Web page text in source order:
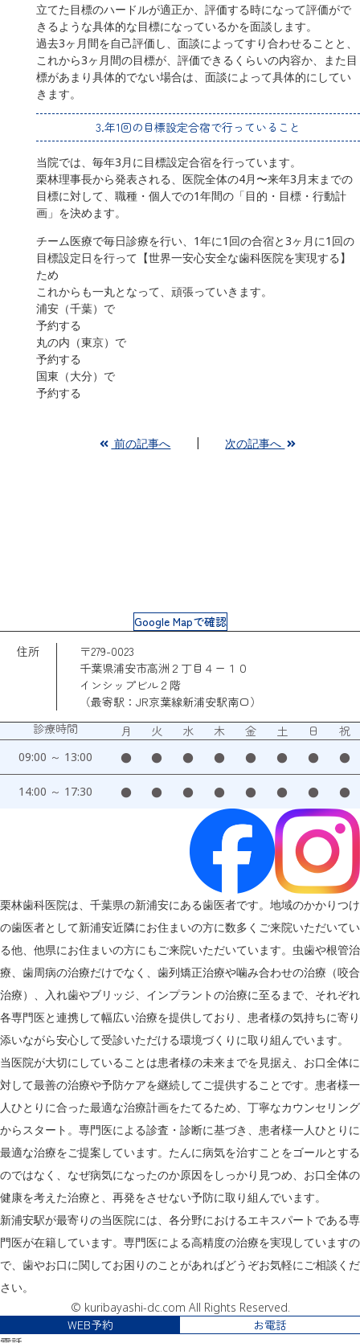
立てた目標のハードルが適正か、評価する時になって評価がで
きるような具体的な目標になっているかを面談します。
過去3ヶ月間を自己評価し、面談によってすり合わせることと、
これから3ヶ月間の目標が、評価できるくらいの内容か、また目
標があまり具体的でない場合は、面談によって具体的にしてい
きます。
3.年1回の目標設定合宿で行っていること
当院では、毎年3月に目標設定合宿を行っています。
栗林理事長から発表される、医院全体の4月〜来年3月末までの
目標に対して、職種・個人での1年間の「目的・目標・行動計
画」を決めます。
チーム医療で毎日診療を行い、1年に1回の合宿と3ヶ月に1回の
目標設定日を行って【世界一安心安全な歯科医院を実現する】
ため
これからも一丸となって、頑張っていきます。
浦安（千葉）で
予約する
丸の内（東京）で
予約する
国東（大分）で
予約する
前の記事へ 次の記事へ
Google Mapで確認
住所
〒279-0023
千葉県浦安市高洲２丁目４ー１０
インシップビル２階
（最寄駅：JR京葉線新浦安駅南口）
診療時間
月 火 水 木 金 土 日 祝
09:00 ～ 13:00 ● ● ● ● ● ● ● ●
14:00 ～ 17:30 ● ● ● ● ● ● ● ●
栗林歯科医院は、千葉県の新浦安にある歯医者です。地域のかかりつけ
の歯医者として新浦安近隣にお住まいの方に数多くご来院いただいてい
る他、他県にお住まいの方にもご来院いただいています。虫歯や根管治
療、歯周病の治療だけでなく、歯列矯正治療や噛み合わせの治療（咬合
治療）、入れ歯やブリッジ、インプラントの治療に至るまで、それぞれ
各専門医と連携して幅広い治療を提供しており、患者様の気持ちに寄り
添いながら安心して受診いただける環境づくりに取り組んでいます。
当医院が大切にしていることは患者様の未来までを見据え、お口全体に
対して最善の治療や予防ケアを継続してご提供することです。患者様一
人ひとりに合った最適な治療計画をたてるため、丁寧なカウンセリング
からスタート。専門医による診査・診断に基づき、患者様一人ひとりに
最適な治療をご提案しています。たんに病気を治すことをゴールとする
のではなく、なぜ病気になったのか原因をしっかり見つめ、お口全体の
健康を考えた治療と、再発をさせない予防に取り組んでいます。
新浦安駅が最寄りの当医院には、各分野におけるエキスパートである専
門医が在籍しています。専門医による高精度の治療を実現していますの
で、歯やお口に関してお困りのことがあればどうぞお気軽にご相談くだ
さい。
© kuribayashi-dc.com All Rights Reserved.
WEB予約
お電話